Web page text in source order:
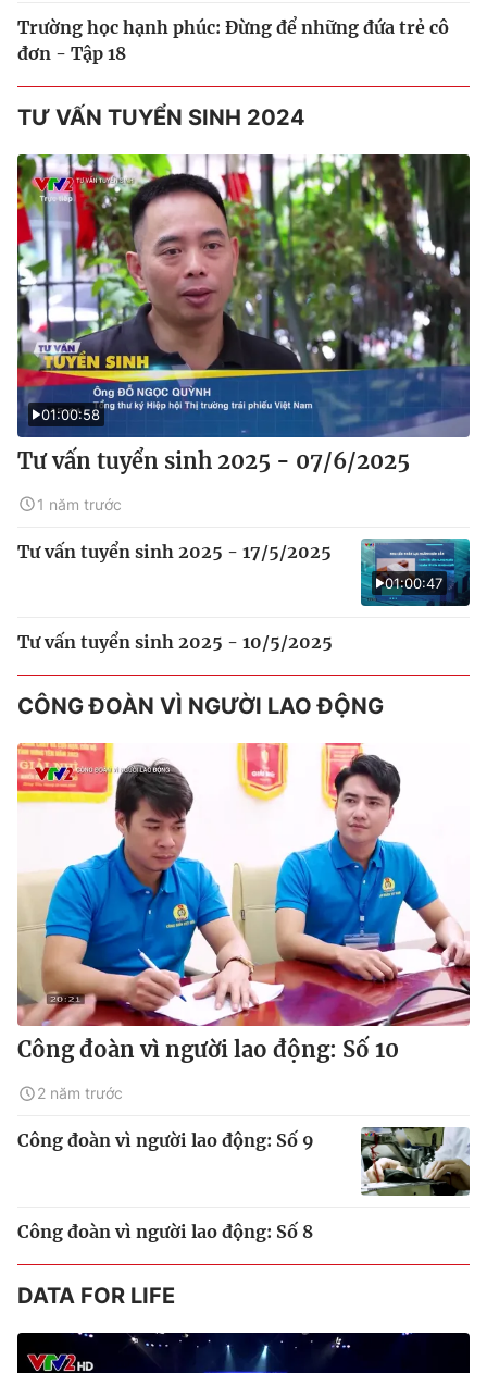
Trường học hạnh phúc: Đừng để những đứa trẻ cô
đơn - Tập 18
TƯ VẤN TUYỂN SINH 2024
01:00:58
Tư vấn tuyển sinh 2025 - 07/6/2025
1 năm trước
01:00:47
Tư vấn tuyển sinh 2025 - 17/5/2025
Tư vấn tuyển sinh 2025 - 10/5/2025
CÔNG ĐOÀN VÌ NGƯỜI LAO ĐỘNG
Công đoàn vì người lao động: Số 10
2 năm trước
Công đoàn vì người lao động: Số 9
Công đoàn vì người lao động: Số 8
DATA FOR LIFE